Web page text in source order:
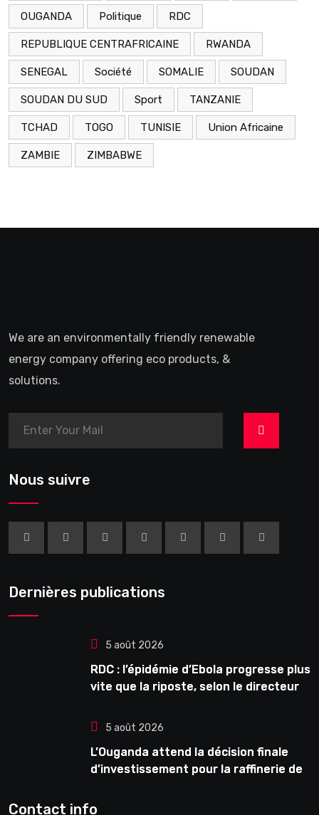
OUGANDA Politique RDC
REPUBLIQUE CENTRAFRICAINE RWANDA
SENEGAL Société SOMALIE SOUDAN
SOUDAN DU SUD Sport TANZANIE
TCHAD TOGO TUNISIE Union Africaine
ZAMBIE ZIMBABWE
We are an environmentally friendly renewable
energy company offering eco products, &
solutions.
>
Nous suivre
Dernières publications
5 août 2026
RDC : l’épidémie d’Ebola progresse plus
vite que la riposte, selon le directeur
5 août 2026
L’Ouganda attend la décision finale
d’investissement pour la raffinerie de
Contact info